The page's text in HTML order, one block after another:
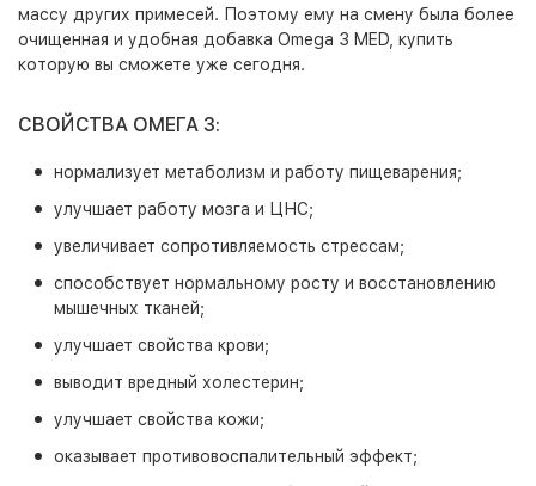
массу других примесей. Поэтому ему на смену была более
очищенная и удобная добавка Omega 3 MED, купить
которую вы сможете уже сегодня.
СВОЙСТВА ОМЕГА 3:
нормализует метаболизм и работу пищеварения;
улучшает работу мозга и ЦНС;
увеличивает сопротивляемость стрессам;
способствует нормальному росту и восстановлению
мышечных тканей;
улучшает свойства крови;
выводит вредный холестерин;
улучшает свойства кожи;
оказывает противовоспалительный эффект;